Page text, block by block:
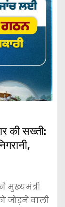
की सख्ती:
मुख्यमंत्री
जोड़ने वाली